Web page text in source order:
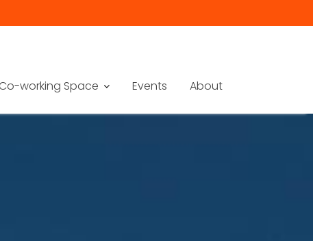
working Space Events About